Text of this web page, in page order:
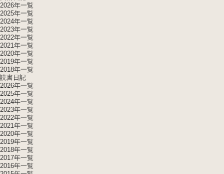
2026年一覧
2025年一覧
2024年一覧
2023年一覧
2022年一覧
2021年一覧
2020年一覧
2019年一覧
2018年一覧
読書日記
2026年一覧
2025年一覧
2024年一覧
2023年一覧
2022年一覧
2021年一覧
2020年一覧
2019年一覧
2018年一覧
2017年一覧
2016年一覧